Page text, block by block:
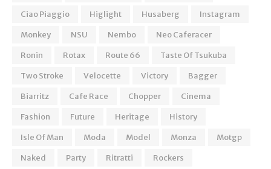
Ciao Piaggio
Higlight Husaberg
Instagram
Monkey
NSU Nembo
Neo Caferacer
Ronin
Rotax Route 66
Taste Of Tsukuba
Two Stroke
Velocette Victory
Bagger
Biarritz
Cafe Race Chopper
Cinema
Fashion
Future Heritage
History
Isle Of Man
Moda Model Monza
Motgp
Naked
Party Ritratti
Rockers